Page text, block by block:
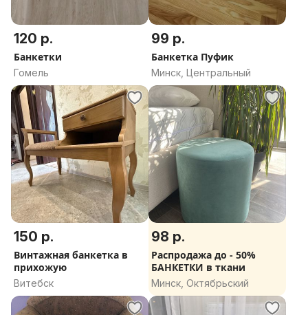
120 р.
Банкетки
Гомель
99 р.
Банкетка Пуфик
Минск, Центральный
150 р.
Винтажная банкетка в
прихожую
Витебск
98 р.
Распродажа до - 50%
БАНКЕТКИ в ткани
Минск, Октябрьский